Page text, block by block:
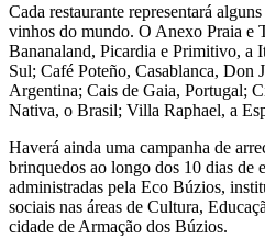
Cada restaurante representará
vinhos do mundo. O Anexo Praia e
Bananaland, Picardia e Primitivo, a
Sul; Café Poteño, Casablanca, Don
Argentina; Cais de Gaia, Portugal;
Nativa, o Brasil; Villa Raphael, a
Haverá ainda uma campanha de
brinquedos ao longo dos 10 dias de
administradas pela Eco Búzios,
sociais nas áreas de Cultura,
cidade de Armação dos Búzios.